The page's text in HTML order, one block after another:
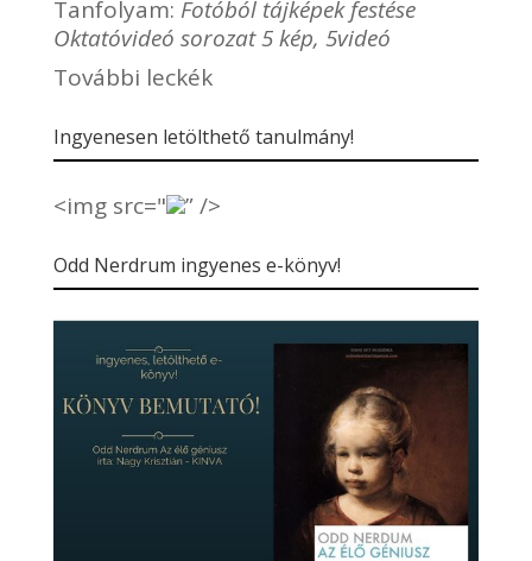
Tanfolyam: Fotóból tájképek festése
Oktatóvideó sorozat 5 kép, 5videó
További leckék
Ingyenesen letölthető tanulmány!
<img src=" ” />
Odd Nerdrum ingyenes e-könyv!